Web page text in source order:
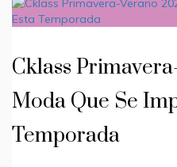
Cklass
Moda Que Se
Temporada